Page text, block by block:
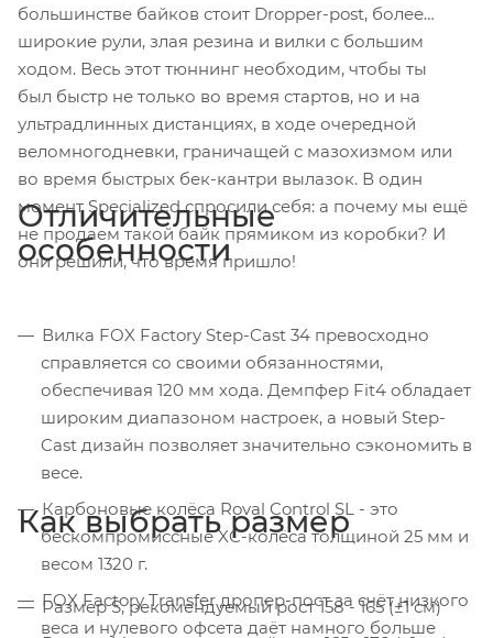
большинстве байков стоит Dropper-post, более
широкие рули, злая резина и вилки с большим
ходом. Весь этот тюннинг необходим, чтобы ты
был быстр не только во время стартов, но и на
ультрадлинных дистанциях, в ходе очередной
веломногодневки, граничащей с мазохизмом или
во время быстрых бек-кантри вылазок. В один
момент Specialized спросили себя: а почему мы ещё
не продаем такой байк прямиком из коробки? И
они решили, что время пришло!
Отличительные
особенности
Вилка FOX Factory Step-Cast 34 превосходно
справляется со своими обязанностями,
обеспечивая 120 мм хода. Демпфер Fit4 обладает
широким диапазоном настроек, а новый Step-
Cast дизайн позволяет значительно сэкономить в
весе.
Карбоновые колёса Roval Control SL - это
бескомпромиссные XC-колёса толщиной 25 мм и
весом 1320 г.
FOX Factory Transfer дропер-пост за счёт низкого
веса и нулевого офсета даёт намного больше
Как выбрать размер
Размер S, рекомендуемый рост 158 - 165 (±1 см)